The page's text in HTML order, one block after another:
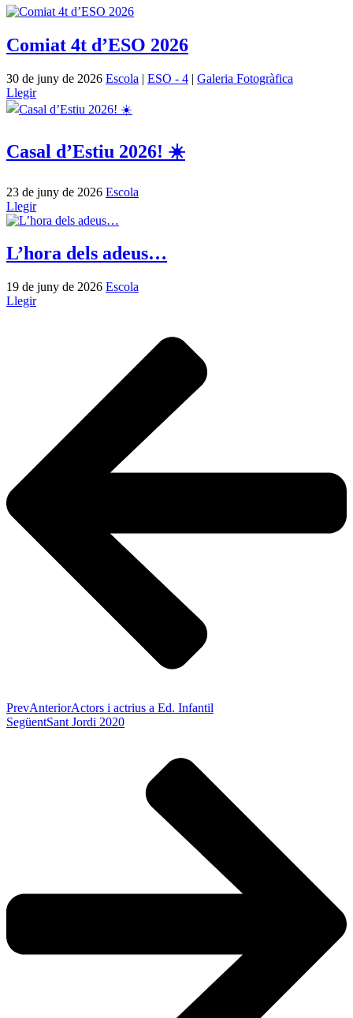
Comiat 4t d’ESO 2026
30 de juny de 2026 Escola | ESO - 4 | Galeria Fotogràfica
Llegir
Casal d’Estiu 2026! ☀️
23 de juny de 2026 Escola
Llegir
L’hora dels adeus…
19 de juny de 2026 Escola
Llegir
PrevAnteriorActors i actrius a Ed. Infantil
SegüentSant Jordi 2020